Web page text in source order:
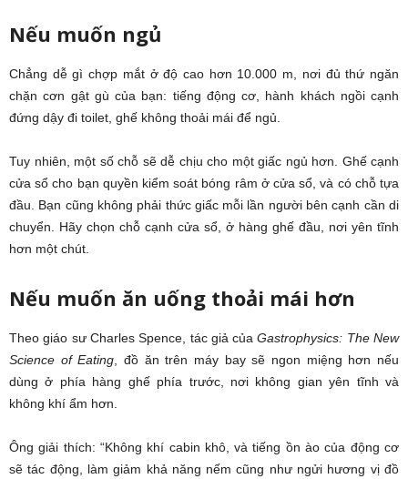
Nếu muốn ngủ
Chẳng dễ gì chợp mắt ở độ cao hơn 10.000 m, nơi đủ thứ ngăn
chặn cơn gật gù của bạn: tiếng động cơ, hành khách ngồi cạnh
đứng dậy đi toilet, ghế không thoải mái để ngủ.
Tuy nhiên, một số chỗ sẽ dễ chịu cho một giấc ngủ hơn. Ghế cạnh
cửa sổ cho bạn quyền kiểm soát bóng râm ở cửa sổ, và có chỗ tựa
đầu. Bạn cũng không phải thức giấc mỗi lần người bên cạnh cần di
chuyển. Hãy chọn chỗ cạnh cửa sổ, ở hàng ghế đầu, nơi yên tĩnh
hơn một chút.
Nếu muốn ăn uống thoải mái hơn
Theo giáo sư Charles Spence, tác giả củaGastrophysics: The New
Science of Eating, đồ ăn trên máy bay sẽ ngon miệng hơn nếu
dùng ở phía hàng ghế phía trước, nơi không gian yên tĩnh và
không khí ẩm hơn.
Ông giải thích: “Không khí cabin khô, và tiếng ồn ào của động cơ
sẽ tác động, làm giảm khả năng nếm cũng như ngửi hương vị đồ